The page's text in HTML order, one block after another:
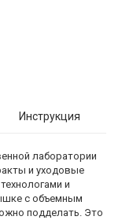
Инструкция
лаборатории
и уходовые
и
с объемным
подделать. Это